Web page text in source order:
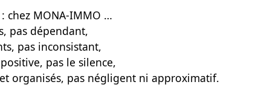
chez MONA-IMMO …
pas dépendant,
pas inconsistant,
pas le silence,
organisés, pas négligent ni approximatif.